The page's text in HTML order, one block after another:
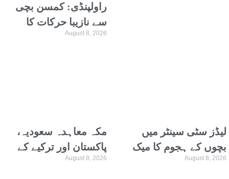
راولپنڈی: کمسن بچی
سے نازیبا حرکات کا
الزام، ٹھیلے والا گرفتار،
August 8, 2026
مکہ معاہدہ سعودیہ،
پاکستان اور ترکیے کے
محفوظ مستقبل کی
August 8, 2026
لیڈز سٹی سینٹر میں
بچوں کے ہجوم کا میک
اپ اسٹور پر دھاوا، دکان
August 8, 2026